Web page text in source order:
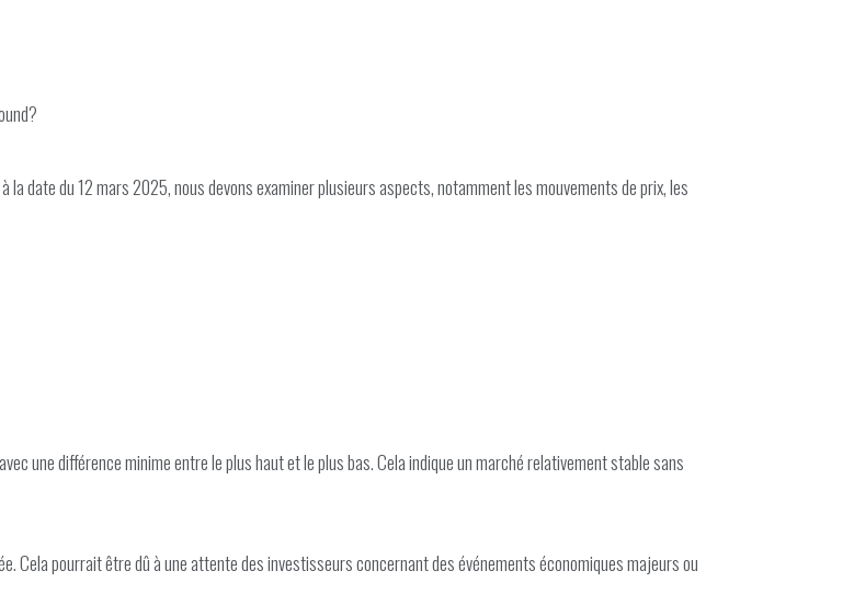
la date du 12 mars 2025, nous devons examiner plusieurs aspects, notamment les mouvements de prix, les
une différence minime entre le plus haut et le plus bas. Cela indique un marché relativement stable sans
Cela pourrait être dû à une attente des investisseurs concernant des événements économiques majeurs ou